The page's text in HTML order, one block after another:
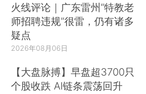
火线评论｜广东雷州“特教老
师招聘违规”很雷，仍有诸多
疑点
2026年08月06日
【大盘脉搏】早盘超3700只
个股收跌 AI链条震荡回升